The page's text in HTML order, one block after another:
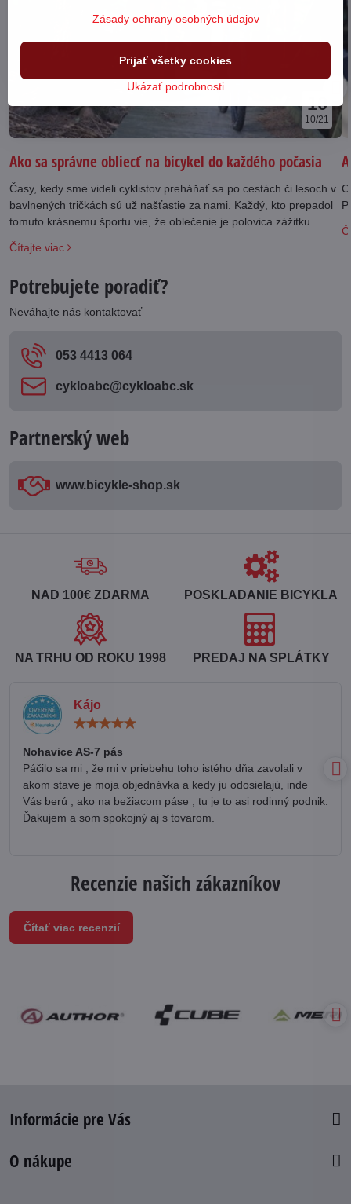
10
10/21
Ako sa správne obliecť na bicykel do každého počasia
Časy, kedy sme videli cyklistov preháňať sa po cestách či lesoch v
bavlnených tričkách sú už našťastie za nami. Každý, kto prepadol
tomuto krásnemu športu vie, že oblečenie je polovica zážitku.
Čítajte viac
Potrebujete poradiť?
Neváhajte nás kontaktovať
053 4413 064
cykloabc​@cykloabc​.sk
Partnerský web
www​.bicykle-shop​.sk
NAD 100€ ZDARMA POSKLADANIE BICYKLA
NA TRHU OD ROKU 1998 PREDAJ NA SPLÁTKY
Kájo
Nohavice AS-7 pás
Páčilo sa mi , že mi v priebehu toho istého dňa zavolali v
akom stave je moja objednávka a kedy ju odosielajú, inde
Vás berú , ako na bežiacom páse , tu je to asi rodinný podnik.
Ďakujem a som spokojný aj s tovarom.
Recenzie našich zákazníkov
Čítať viac recenzií
Informácie pre Vás
O nákupe
Zásady ochrany osobných údajov
Ukázať podrobnosti
Prijať všetky cookies